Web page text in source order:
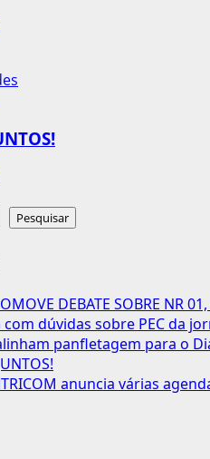
Pesquisar
DEBATE SOBRE NR
dúvidas sobre PEC da
panfletagem para o
anuncia várias